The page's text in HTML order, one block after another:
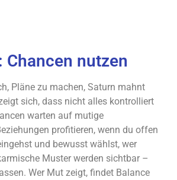
Chancen nutzen
Pläne zu machen, Saturn mahnt
sich, dass nicht alles kontrolliert
warten auf mutige
profitieren, wenn du offen
und bewusst wählst, wer
Muster werden sichtbar –
Wer Mut zeigt, findet Balance